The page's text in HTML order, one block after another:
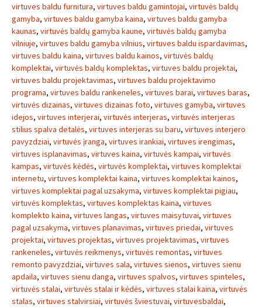
virtuves baldu furnitura, virtuves baldu gamintojai, virtuvės baldų
gamyba, virtuves baldu gamyba kaina, virtuves baldu gamyba
kaunas, virtuvės baldų gamyba kaune, virtuvės baldų gamyba
vilniuje, virtuves baldu gamyba vilnius, virtuves baldu ispardavimas,
virtuves baldu kaina, virtuves baldu kainos, virtuvės baldų
komplektai, virtuvės baldų komplektas, virtuves baldu projektai,
virtuves baldu projektavimas, virtuves baldu projektavimo
programa, virtuves baldu rankeneles, virtuves barai, virtuves baras,
virtuvės dizainas, virtuves dizainas foto, virtuves gamyba, virtuves
idejos, virtuves interjerai, virtuvės interjeras, virtuvės interjeras
stilius spalva detalės, virtuves interjeras su baru, virtuves interjero
pavyzdziai, virtuvės įranga, virtuves irankiai, virtuves irengimas,
virtuves isplanavimas, virtuves kaina, virtuvės kampai, virtuvės
kampas, virtuvės kėdės, virtuvės komplektai, virtuves komplektai
internetu, virtuves komplektai kaina, virtuves komplektai kainos,
virtuves komplektai pagal uzsakyma, virtuves komplektai pigiau,
virtuvės komplektas, virtuves komplektas kaina, virtuves
komplekto kaina, virtuves langas, virtuves maisytuvai, virtuves
pagal uzsakyma, virtuves planavimas, virtuves priedai, virtuves
projektai, virtuves projektas, virtuves projektavimas, virtuves
rankeneles, virtuvės reikmenys, virtuvės remontas, virtuves
remonto pavyzdziai, virtuves sala, virtuves sienos, virtuves sienu
apdaila, virtuves sienu danga, virtuves spalvos, virtuves spinteles,
virtuvės stalai, virtuvės stalai ir kėdės, virtuves stalai kaina, virtuvės
stalas, virtuves stalvirsiai, virtuvės šviestuvai, virtuvesbaldai,